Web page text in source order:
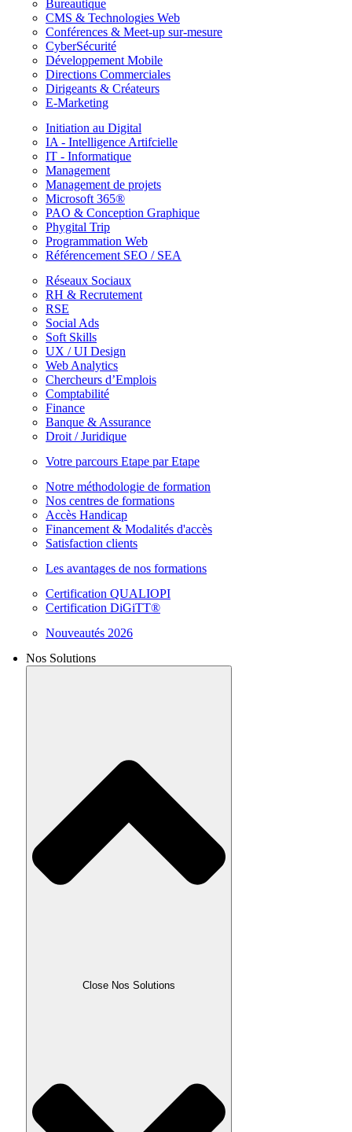
Bureautique
CMS & Technologies Web
Conférences & Meet-up sur-mesure
CyberSécurité
Développement Mobile
Directions Commerciales
Dirigeants & Créateurs
E-Marketing
Initiation au Digital
IA - Intelligence Artifcielle
IT - Informatique
Management
Management de projets
Microsoft 365®
PAO & Conception Graphique
Phygital Trip
Programmation Web
Référencement SEO / SEA
Réseaux Sociaux
RH & Recrutement
RSE
Social Ads
Soft Skills
UX / UI Design
Web Analytics
Chercheurs d’Emplois
Comptabilité
Finance
Banque & Assurance
Droit / Juridique
Votre parcours Etape par Etape
Notre méthodologie de formation
Nos centres de formations
Accès Handicap
Financement & Modalités d'accès
Satisfaction clients
Les avantages de nos formations
Certification QUALIOPI
Certification DiGiTT®
Nouveautés 2026
Nos Solutions
Close Nos Solutions